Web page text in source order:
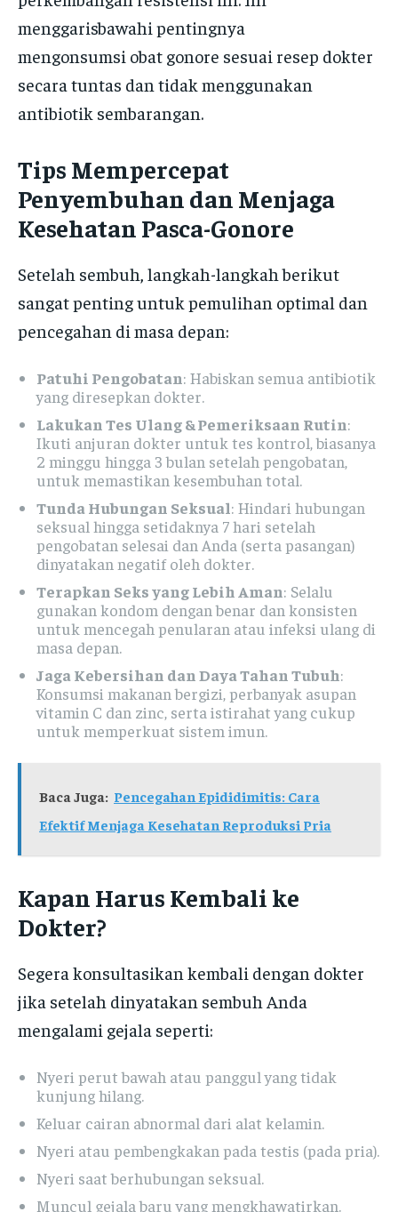
menggarisbawahi pentingnya
mengonsumsi obat gonore sesuai resep dokter
secara tuntas dan tidak menggunakan
antibiotik sembarangan.
Tips Mempercepat
Penyembuhan dan Menjaga
Kesehatan Pasca-Gonore
Setelah sembuh, langkah-langkah berikut
sangat penting untuk pemulihan optimal dan
pencegahan di masa depan:
Patuhi Pengobatan: Habiskan semua antibiotik
yang diresepkan dokter.
Lakukan Tes Ulang & Pemeriksaan Rutin:
Ikuti anjuran dokter untuk tes kontrol, biasanya
2 minggu hingga 3 bulan setelah pengobatan,
untuk memastikan kesembuhan total.
Tunda Hubungan Seksual: Hindari hubungan
seksual hingga setidaknya 7 hari setelah
pengobatan selesai dan Anda (serta pasangan)
dinyatakan negatif oleh dokter.
Terapkan Seks yang Lebih Aman: Selalu
gunakan kondom dengan benar dan konsisten
untuk mencegah penularan atau infeksi ulang di
masa depan.
Jaga Kebersihan dan Daya Tahan Tubuh:
Konsumsi makanan bergizi, perbanyak asupan
vitamin C dan zinc, serta istirahat yang cukup
untuk memperkuat sistem imun.
Baca Juga: Pencegahan Epididimitis: Cara
Efektif Menjaga Kesehatan Reproduksi Pria
Kapan Harus Kembali ke
Dokter?
Segera konsultasikan kembali dengan dokter
jika setelah dinyatakan sembuh Anda
mengalami gejala seperti:
Nyeri perut bawah atau panggul yang tidak
kunjung hilang.
Keluar cairan abnormal dari alat kelamin.
Nyeri atau pembengkakan pada testis (pada pria).
Nyeri saat berhubungan seksual.
Muncul gejala baru yang mengkhawatirkan.